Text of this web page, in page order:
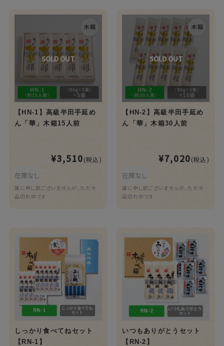
【HN-1】高級半田手延め
ん「華」木箱15人前
¥3,510(税込)
在庫なし
誠に申し訳ございませんが、ただ今
品切れ中です
【HN-2】高級半田手延め
ん「華」木箱30人前
¥7,020(税込)
在庫なし
誠に申し訳ございませんが、ただ今
品切れ中です
しっかり食べてねセット
【RN-1】
いつもありがとうセット
【RN-2】